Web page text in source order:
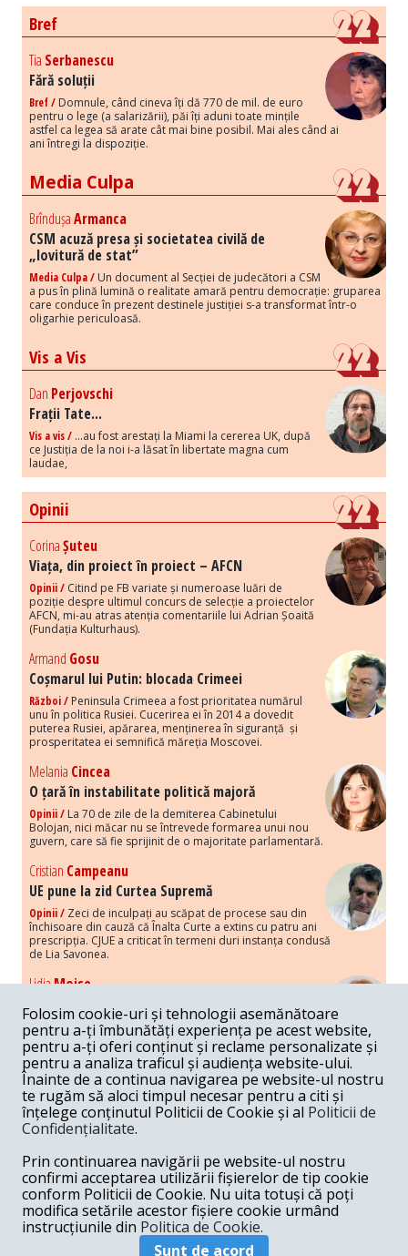
Bref
Tia Serbanescu
Fără soluții
Bref / Domnule, când cineva îți dă 770 de mil. de euro
pentru o lege (a salarizării), păi îți aduni toate mințile
astfel ca legea să arate cât mai bine posibil. Mai ales când ai
ani întregi la dispoziție.
Media Culpa
BrîndușaArmanca
CSM acuză presa și societatea civilă de
„lovitură de stat”
Media Culpa / Un document al Secției de judecători a CSM
a pus în plină lumină o realitate amară pentru democrație: gruparea
care conduce în prezent destinele justiției s-a transformat într-o
oligarhie periculoasă.
Vis a Vis
Dan Perjovschi
Frații Tate...
Vis a vis / ...au fost arestați la Miami la cererea UK, după
ce Justiția de la noi i-a lăsat în libertate magna cum
laudae,
Opinii
CorinaȘuteu
Viața, din proiect în proiect – AFCN
Opinii / Citind pe FB variate și numeroase luări de
poziție despre ultimul concurs de selecție a proiectelor
AFCN, mi-au atras atenția comentariile lui Adrian Șoaită
(Fundația Kulturhaus).
Armand Gosu
Coșmarul lui Putin: blocada Crimeei
Război / Peninsula Crimeea a fost prioritatea numărul
unu în politica Rusiei. Cucerirea ei în 2014 a dovedit
puterea Rusiei, apărarea, menținerea în siguranță și
prosperitatea ei semnifică măreția Moscovei.
Melania Cincea
O țară în instabilitate politică majoră
Opinii / La 70 de zile de la demiterea Cabinetului
Bolojan, nici măcar nu se întrevede formarea unui nou
guvern, care să fie sprijinit de o majoritate parlamentară.
Cristian Campeanu
UE pune la zid Curtea Supremă
Opinii / Zeci de inculpați au scăpat de procese sau din
închisoare din cauză că Înalta Curte a extins cu patru ani
prescripția. CJUE a criticat în termeni duri instanța condusă
de Lia Savonea.
LidiaMoise
Costurile economice ale haosului politic
Opinii / Economia nu poate rezista cu retorica falsă a
susținerii intereselor poporului, care, de fapt, ascunde
obsesia menținerii privilegiilor și a averilor unor caste.
Melania Cincea
Noi puseuri de xenofobie din partea românilor
„neaoși”
Periodic, în spațiul public sunt voci care lansează
mesaje xenofobe la adresa câte unui politician care deranjează un
anumit grup politico-mediatic, într-un anumit moment.
ArmandGosu
Unirea cu Moldova: modele istorice
Unirea cu Moldova depinde de intensitatea
Folosim cookie-uri și tehnologii asemănătoare
pentru a-ți îmbunătăți experiența pe acest website,
pentru a-ți oferi conținut și reclame personalizate și
pentru a analiza traficul și audiența website-ului.
Înainte de a continua navigarea pe website-ul nostru
te rugăm să aloci timpul necesar pentru a citi și
înțelege conținutul Politicii de Cookie și al Politicii de
Confidențialitate.
Prin continuarea navigării pe website-ul nostru
confirmi acceptarea utilizării fișierelor de tip cookie
conform Politicii de Cookie. Nu uita totuși că poți
modifica setările acestor fișiere cookie urmând
instrucțiunile din Politica de Cookie.
Sunt de acord